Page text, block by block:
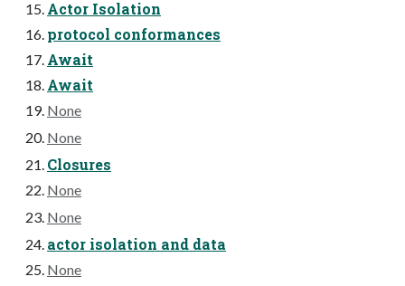
Actor Isolation
protocol conformances
Await
Await
None
None
Closures
None
None
actor isolation and data
None